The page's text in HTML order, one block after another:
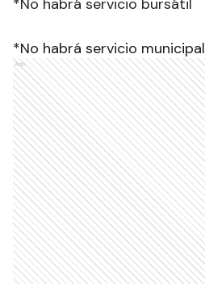
*No habrá servicio municipal
Ads